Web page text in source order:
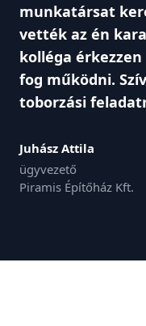
munkatársat
vették az én
kolléga
fog működni.
toborzási
Juhász Attila
ügyvezető
Piramis Építőház Kft.